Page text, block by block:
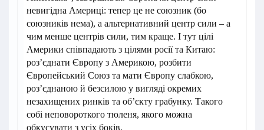
невигідна Америці: тепер це не союзник (бо
союзників нема), а альтернативний центр сили – а
чим менше центрів сили, тим краще. І тут цілі
Америки співпадають з цілями росії та Китаю:
роз’єднати Європу з Америкою, розбити
Європейський Союз та мати Європу слабкою,
роз’єднаною й безсилою у вигляді окремих
незахищених ринків та об’єкту грабунку. Такого
собі неповороткого тюленя, якого можна
обкусувати з усіх боків.